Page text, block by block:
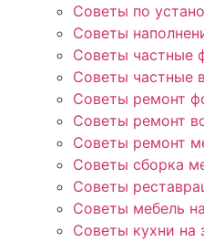
Советы по
Советы
Советы частные
Советы частные
Советы ремонт
Советы ремонт
Советы ремонт
Советы сборка
Советы
Советы мебель
Советы кухни на